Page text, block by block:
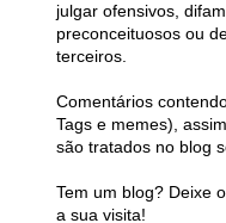
julgar ofensivos,
preconceituosos ou
terceiros.
Comentários
Tags e memes),
são tratados no blog
Tem um blog? Deixe
a sua visita!